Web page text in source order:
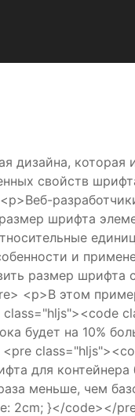
которая
свойств
шрифта
и
размер
<p>В этом
будет на 10%
для контейнера
меньше, чем
2cm; }</code></